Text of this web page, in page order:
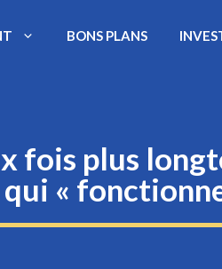
BONS PLANS
fois plus
qui «